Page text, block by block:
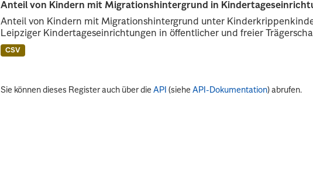
Anteil von Kindern mit Migrationshintergrund in
Anteil von Kindern mit Migrationshintergrund unter
Leipziger Kindertageseinrichtungen in öffentlicher und freier
CSV
Sie können dieses Register auch über dieAPI (sieheAPI-Dokumentation) abrufen.